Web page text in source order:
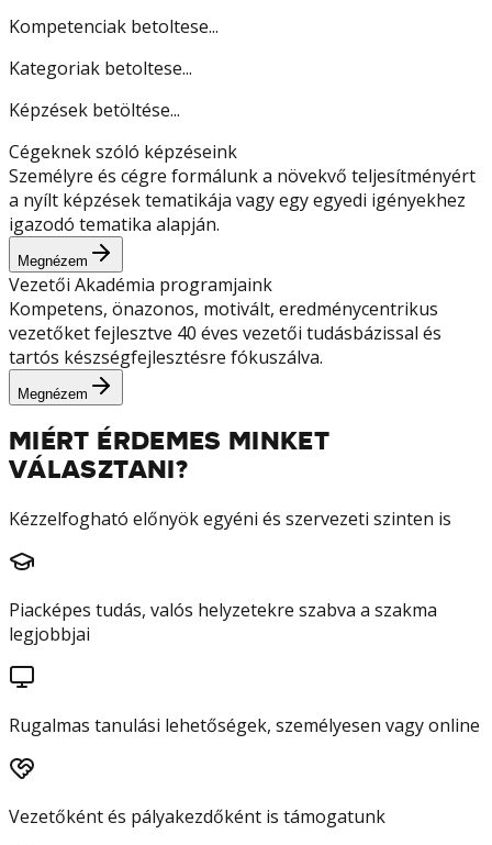
Kompetenciak betoltese...
Kategoriak betoltese...
Képzések betöltése...
Cégeknek szóló képzéseink
Személyre és cégre formálunk a növekvő teljesítményért
a nyílt képzések tematikája vagy egy egyedi igényekhez
igazodó tematika alapján.
Megnézem
Vezetői Akadémia programjaink
Kompetens, önazonos, motivált, eredménycentrikus
vezetőket fejlesztve 40 éves vezetői tudásbázissal és
tartós készségfejlesztésre fókuszálva.
Megnézem
MIÉRT ÉRDEMES MINKET
VÁLASZTANI?
Kézzelfogható előnyök egyéni és szervezeti szinten is
Piacképes tudás, valós helyzetekre szabva a szakma
legjobbjai
Rugalmas tanulási lehetőségek, személyesen vagy online
Vezetőként és pályakezdőként is támogatunk